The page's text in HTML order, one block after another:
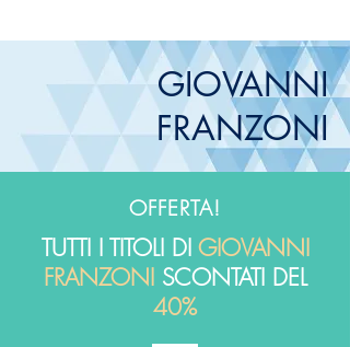
GIOVANNI
FRANZONI
OFFERTA!
TUTTI I TITOLI DI GIOVANNI
FRANZONI SCONTATI DEL
40%